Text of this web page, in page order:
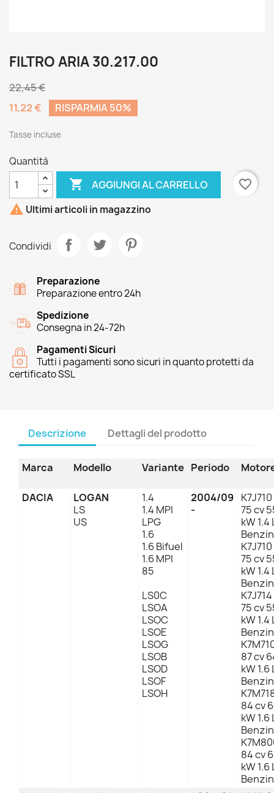
FILTRO ARIA 30.217.00
22,45 €
11,22 €
RISPARMIA 50%
Tasse incluse
Quantità
 AGGIUNGI AL CARRELLO
favorite_border
 Ultimi articoli in magazzino
Condividi
Preparazione
Preparazione entro 24h
Spedizione
Consegna in 24-72h
Pagamenti Sicuri
Tutti i pagamenti sono sicuri in quanto protetti da
certificato SSL
Descrizione Dettagli del prodotto
Marca Modello Variante Periodo
DACIA
LOGAN
LS
US
1.4
1.4 MPI
LPG
1.6
1.6 Bifuel
1.6 MPI
85
LS0C
LSOA
LSOC
LSOE
LSOG
LSOB
LSOD
LSOF
LSOH
2004/09
-
K7J710
75 cv
kW 1.4
K7J710
75 cv
kW 1.4
K7J714
75 cv
kW 1.4
87 cv
kW 1.6
84 cv
kW 1.6
84 cv
kW 1.6